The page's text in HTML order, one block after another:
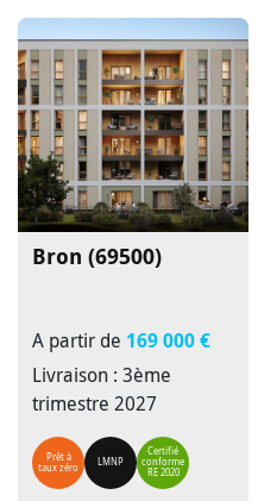
Bron (69500)
A partir de 169 000 €
Livraison : 3ème
trimestre 2027
Prêt à
taux zéro
LMNP
Certifié
conforme
RE 2020